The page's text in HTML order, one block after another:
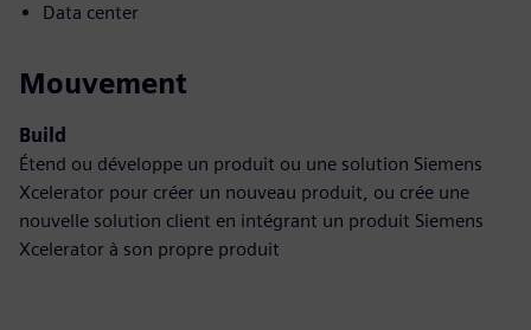
Data center
Mouvement
Build
Étend ou développe un produit ou une solution Siemens
Xcelerator pour créer un nouveau produit, ou crée une
nouvelle solution client en intégrant un produit Siemens
Xcelerator à son propre produit